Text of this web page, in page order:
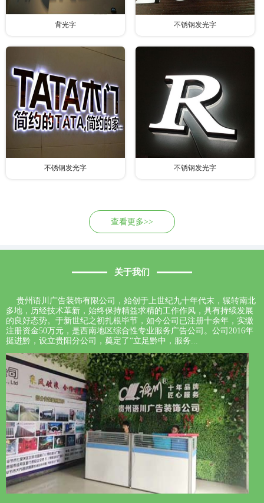
背光字 不锈钢发光字
不锈钢发光字 不锈钢发光字
查看更多>>
关于我们
贵州语川广告装饰有限公司，始创于上世纪九十年代末，辗转南北
多地，历经技术革新，始终保持精益求精的工作作风，具有持续发展
的良好态势。于新世纪之初扎根毕节，如今公司已注册十余年，实缴
注册资金50万元，是西南地区综合性专业服务广告公司。公司2016年
挺进黔，设立贵阳分公司，奠定了“立足黔中，服务...